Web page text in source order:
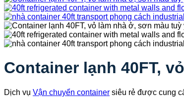
Container lạnh 40FT,
Dịch vụ Vận chuyển container siêu rẻ được cung